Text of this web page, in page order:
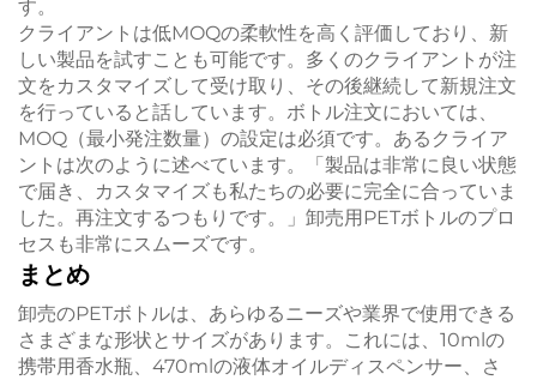
す。
クライアントは低MOQの柔軟性を高く評価しており、新
しい製品を試すことも可能です。多くのクライアントが注
文をカスタマイズして受け取り、その後継続して新規注文
を行っていると話しています。ボトル注文においては、
MOQ（最小発注数量）の設定は必須です。あるクライア
ントは次のように述べています。「製品は非常に良い状態
で届き、カスタマイズも私たちの必要に完全に合っていま
した。再注文するつもりです。」卸売用PETボトルのプロ
セスも非常にスムーズです。
まとめ
卸売のPETボトルは、あらゆるニーズや業界で使用できる
さまざまな形状とサイズがあります。これには、10mlの
携帯用香水瓶、470mlの液体オイルディスペンサー、さ